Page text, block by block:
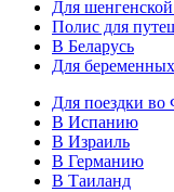
Для
Полис для
В Беларусь
Для
Для поездки
В Испанию
В Израиль
В Германию
В Таиланд